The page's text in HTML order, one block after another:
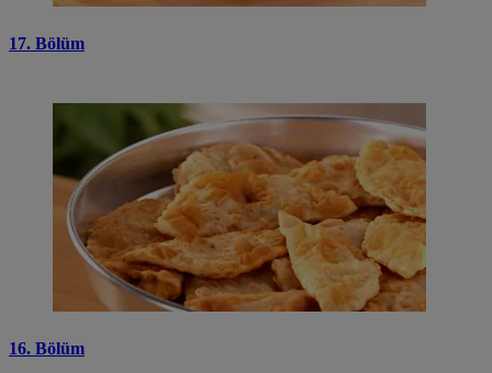
17. Bölüm
16. Bölüm